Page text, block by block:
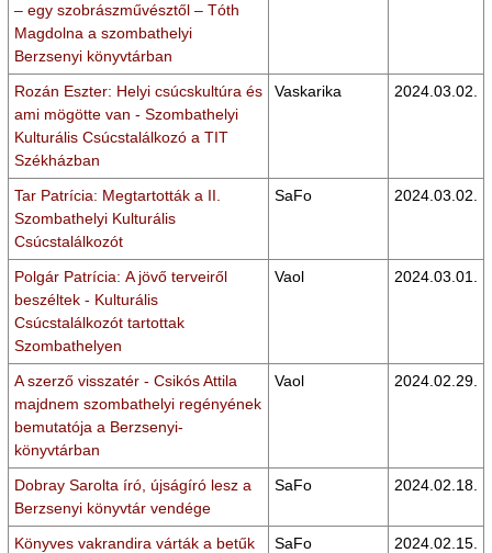
– egy szobrászművésztől – Tóth
Magdolna a szombathelyi
Berzsenyi könyvtárban
Rozán Eszter: Helyi csúcskultúra és
ami mögötte van - Szombathelyi
Kulturális Csúcstalálkozó a TIT
Székházban
Vaskarika 2024.03.02.
Tar Patrícia: Megtartották a II.
Szombathelyi Kulturális
Csúcstalálkozót
SaFo 2024.03.02.
Polgár Patrícia: A jövő terveiről
beszéltek - Kulturális
Csúcstalálkozót tartottak
Szombathelyen
Vaol 2024.03.01.
A szerző visszatér - Csikós Attila
majdnem szombathelyi regényének
bemutatója a Berzsenyi-
könyvtárban
Vaol 2024.02.29.
Dobray Sarolta író, újságíró lesz a
Berzsenyi könyvtár vendége
SaFo 2024.02.18.
Könyves vakrandira várták a betűk
SaFo 2024.02.15.